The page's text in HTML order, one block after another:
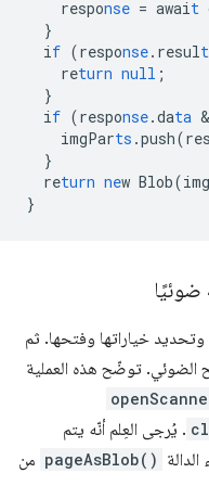
response = await
}
if (response.result
return null ;
}
if (response.data
imgParts
}
return new
}
خياراتها وفتحها. ثم
توضّح هذه العملية
. يُرجى العِلم أنّه يتم
pageAsBlob() من